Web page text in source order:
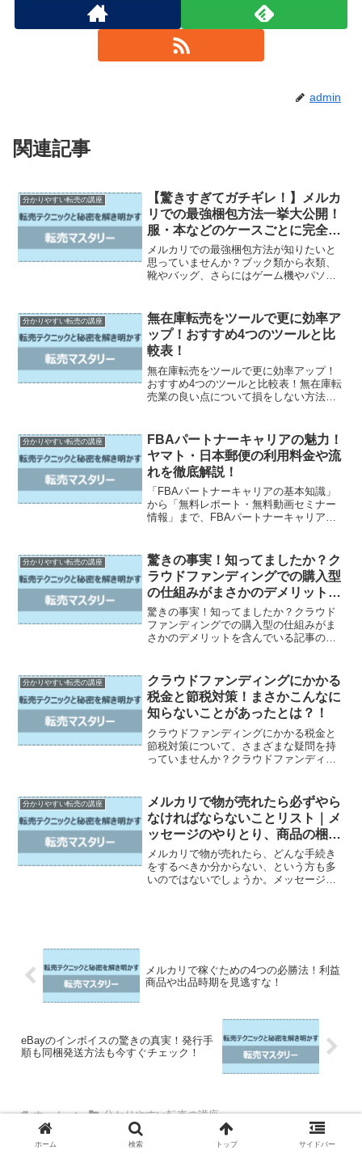
admin
関連記事
分かりやすい転売の講座
【驚きすぎてガチギレ！】メルカ
リでの最強梱包方法一挙大公開！
服・本などのケースごとに完全ル
ール紹介！
メルカリでの最強梱包方法が知りたいと
思っていませんか？ブック類から衣類、
靴やバッグ、さらにはゲーム機やパソコ
とに完全ルールを紹介します。さらに、
梱包作業を便利にするアイ...
分かりやすい転売の講座
無在庫転売をツールで更に効率ア
ップ！おすすめ4つのツールと比
較表！
無在庫転売をツールで更に効率アップ！
おすすめ4つのツールと比較表！無在庫転
売業の良い点について損をしない方法と
ツールと比較Trade Trapの特徴オークタ
ウンの便利...
分かりやすい転売の講座
FBAパートナーキャリアの魅力！
ヤマト・日本郵便の利用料金や流
れを徹底解説！
「FBAパートナーキャリアの基本知識」
から「無料レポート・無料動画セミナー
情報」まで、FBAパートナーキャリアに
利用すべき理由や条件、利用時の手続き
方法など、すべてがわ...
分かりやすい転売の講座
驚きの事実！知ってましたか？ク
ラウドファンディングでの購入型
の仕組みがまさかのデメリットを
含んでいる
驚きの事実！知ってましたか？クラウド
ファンディングでの購入型の仕組みがま
さかのデメリットを含んでいる記事のリ
解説します。購入型クラウドファンディ
ングとは一体何なのか、他...
分かりやすい転売の講座
クラウドファンディングにかかる
税金と節税対策！まさかこんなに
知らないことがあったとは？！
クラウドファンディングにかかる税金と
節税対策について、さまざまな疑問を持
っていませんか？クラウドファンディン
発生する税金や具体的な節税対策につい
ても紹介しています。この...
分かりやすい転売の講座
メルカリで物が売れたら必ずやら
なければならないことリスト｜メ
ッセージのやりとり、商品の梱
包、発送手続きなど
メルカリで物が売れたら、どんな手続き
をするべきか分からない、という方も多
いのではないでしょうか。メッセージの
メルカリで稼ぐための4つの必勝法！利益
商品や出品時期を見逃すな！
eBayのインボイスの驚きの真実！発行手
順も同梱発送方法も今すぐチェック！
ホーム 分かりやすい転売の講座
ホーム 検索 トップ サイドバー